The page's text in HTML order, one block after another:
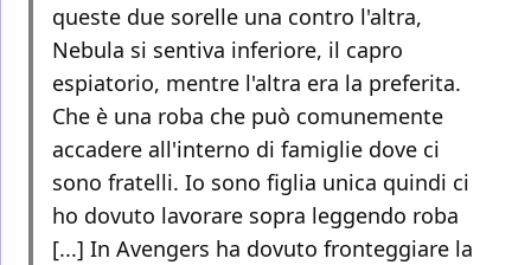
queste due sorelle una contro l'altra,
Nebula si sentiva inferiore, il capro
espiatorio, mentre l'altra era la preferita.
Che è una roba che può comunemente
accadere all'interno di famiglie dove ci
sono fratelli. Io sono figlia unica quindi ci
ho dovuto lavorare sopra leggendo roba
[...] In Avengers ha dovuto fronteggiare la